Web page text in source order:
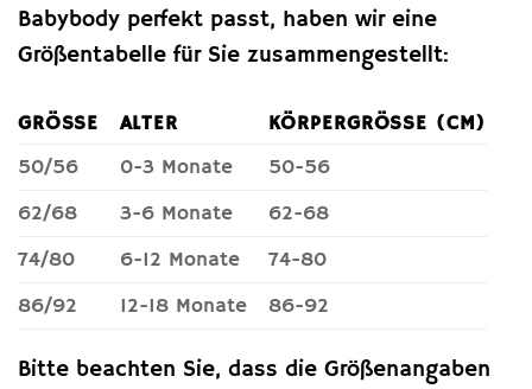
Babybody perfekt passt, haben wir eine
Größentabelle für Sie zusammengestellt:
GRÖSSE ALTER
KÖRPERGRÖSSE (CM)
50/56
0-3 Monate
50-56
62/68
3-6 Monate
62-68
74/80
6-12 Monate
74-80
86/92
12-18 Monate 86-92
Bitte beachten Sie, dass die Größenangaben